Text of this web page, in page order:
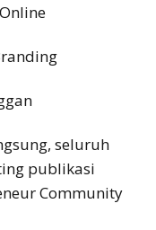
seluruh
publikasi
Community